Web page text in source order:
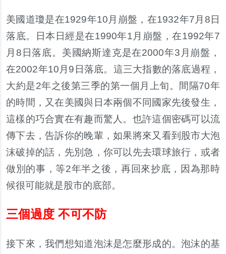
美國道瓊是在1929年10月崩盤，在1932年7月8日
落底。日本日經是在1990年1月崩盤，在1992年7
月8日落底。美國納斯達克是在2000年3月崩盤，
在2002年10月9日落底。這三大指數的落底過程，
大約是2年之後第三季的第一個月上旬。間隔70年
的時間，又在美國與日本兩個不同國家先後發生，
這樣的巧合實在有趣而驚人。也許這個密碼可以流
傳下去，告訴你的晚輩，如果將來又看到股市大泡
沫破掉的話，先別急，你可以先去環球旅行，或者
做別的事，等2年半之後，再回來抄底，因為那時
候很可能就是股市的底部。
三個過度 不可不防
接下來，我們想知道泡沫是怎麼形成的。泡沫的基